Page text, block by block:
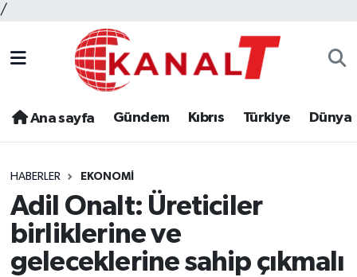
/
Ana sayfa Gündem Kıbrıs Türkiye Dünya
HABERLER EKONOMI
Adil Onalt: Üreticiler
birliklerine ve
geleceklerine sahip çıkmalı